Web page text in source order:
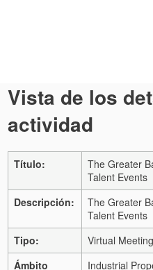
Vista de los
actividad
Título:
The Greater
Talent Events
Descripción:
The Greater
Talent Events
Tipo:
Virtual Meeting
Ámbito
Industrial